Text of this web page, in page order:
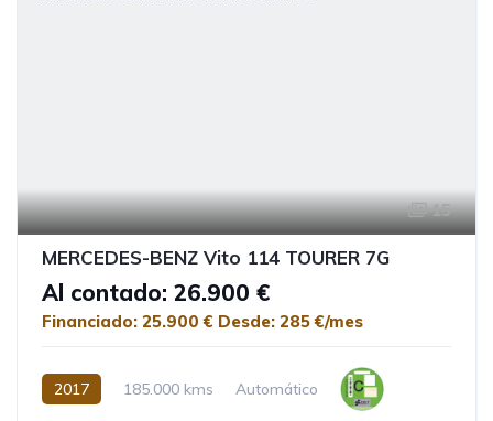
15
MERCEDES-BENZ Vito 114 TOURER 7G
Al contado: 26.900 €
Financiado: 25.900 € Desde: 285 €/mes
2017 185.000 kms Automático